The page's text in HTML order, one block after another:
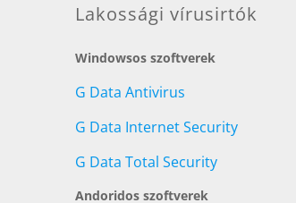
Lakossági vírusirtók
Windowsos szoftverek
G Data Antivirus
G Data Internet Security
G Data Total Security
Andoridos szoftverek